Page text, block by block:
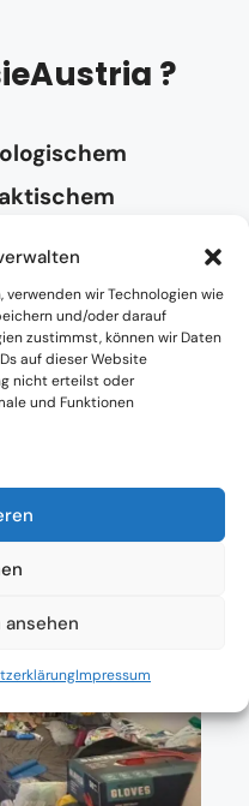
wir Technologien wie
und/oder darauf
zustimmst, können wir Daten
auf dieser Website
nicht erteilst oder
und Funktionen
Impressum
?
& keine
Ämtern ohne